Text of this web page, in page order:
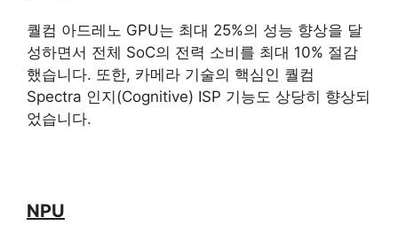
퀄컴 아드레노 GPU는 최대 25%의 성능 향상을 달
성하면서 전체 SoC의 전력 소비를 최대 10% 절감
했습니다. 또한, 카메라 기술의 핵심인 퀄컴
Spectra 인지(Cognitive) ISP 기능도 상당히 향상되
었습니다.
NPU